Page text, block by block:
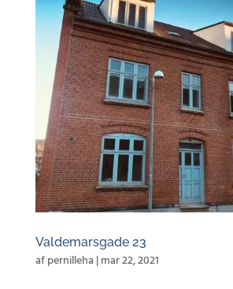
Valdemarsgade 23
afpernilleha |mar 22, 2021